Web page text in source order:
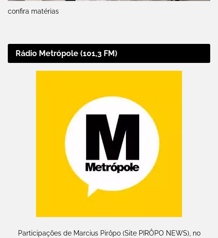
confira matérias
Rádio Metrópole (101,3 FM)
Participações de Marcius Pirôpo (Site PIRÔPO NEWS), no